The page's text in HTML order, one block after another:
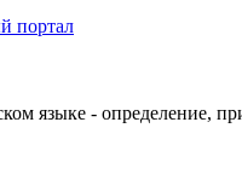
портал
языке - определение,